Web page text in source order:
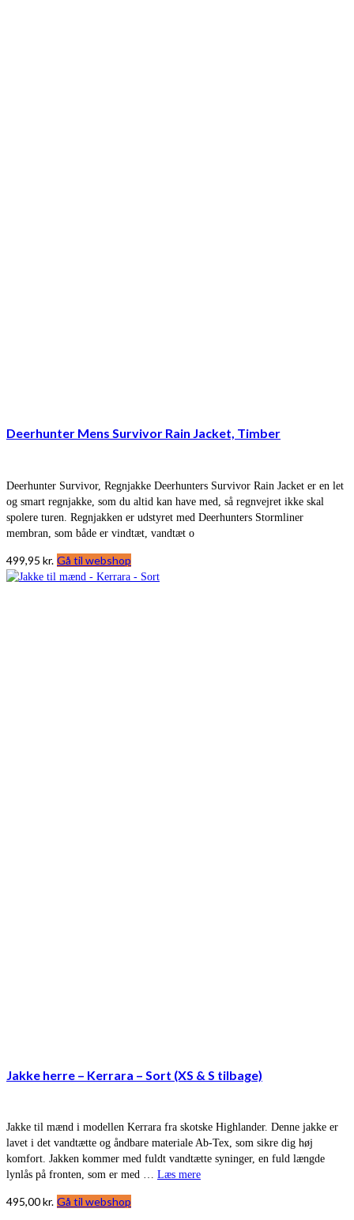
Deerhunter Mens Survivor Rain Jacket, Timber
Deerhunter Survivor, Regnjakke Deerhunters Survivor Rain Jacket er en let
og smart regnjakke, som du altid kan have med, så regnvejret ikke skal
spolere turen. Regnjakken er udstyret med Deerhunters Stormliner
membran, som både er vindtæt, vandtæt o
499,95 kr. Gå til webshop
Jakke herre – Kerrara – Sort (XS & S tilbage)
Jakke til mænd i modellen Kerrara fra skotske Highlander. Denne jakke er
lavet i det vandtætte og åndbare materiale Ab-Tex, som sikre dig høj
komfort. Jakken kommer med fuldt vandtætte syninger, en fuld længde
lynlås på fronten, som er med … Læs mere
495,00kr. Gå til webshop